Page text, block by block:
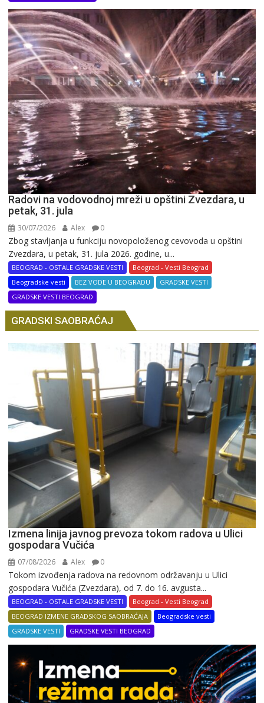
Radovi na vodovodnoj mreži u opštini Zvezdara, u
petak, 31. jula
30/07/2026 Alex 0
Zbog stavljanja u funkciju novopoloženog cevovoda u opštini
Zvezdara, u petak, 31. jula 2026. godine, u...
BEOGRAD - OSTALE GRADSKE VESTI
Beograd - Vesti Beograd
Beogradske vesti
BEZ VODE U BEOGRADU
GRADSKE VESTI
GRADSKE VESTI BEOGRAD
GRADSKI SAOBRAĆAJ
Izmena linija javnog prevoza tokom radova u Ulici
gospodara Vučića
07/08/2026 Alex 0
Tokom izvođenja radova na redovnom održavanju u Ulici
gospodara Vučića (Zvezdara), od 7. do 16. avgusta...
BEOGRAD - OSTALE GRADSKE VESTI
Beograd - Vesti Beograd
BEOGRAD IZMENE GRADSKOG SAOBRAĆAJA
Beogradske vesti
GRADSKE VESTI
GRADSKE VESTI BEOGRAD